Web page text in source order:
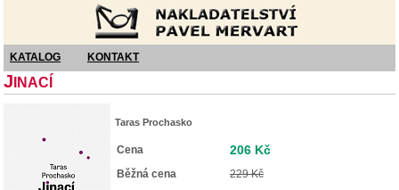
KATALOG KONTAKT
J INACÍ
Taras Prochasko
Cena 206 Kč
Běžná cena
229 Kč